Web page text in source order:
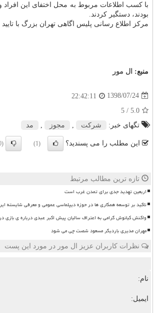
با كسب اطلاعات مربوط به محل اختفای این افراد
بودند، دستگیر كردند.
مركز اطلاع رسانی پلیس اگاهی تهران بزرگ با
منبع: ال مور
1398/07/24
22:42:11
5.0
/ 5
تگهای خبر:
شركت مجوز مد
این مطلب را می پسندید؟ (1)
(0)
تازه ترین مطالب مرتبط
اربعین تهدید جدی برای تمدن غرب است
تاکید بر توسعه همکاری ها در حوزه دیپلماسی عمومی و معرفی شایسته
واکنش کیانوش گرامی به اعتراف سالیان پیش اکبر عبدی درباره ی بازی
مهران مدیری باردیگر مسعود شصت چی می شود
نظرات کاربران عزیز ال مور در مورد این پست
نام:
ایمیل: